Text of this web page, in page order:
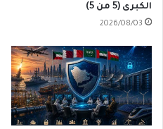
الكبرى (5 من 5)
2026/08/03